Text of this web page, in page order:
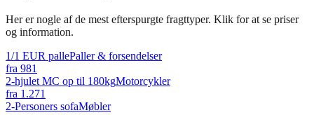
Her er nogle af de mest efterspurgte fragttyper. Klik for at se priser
og information.
1/1 EUR pallePaller & forsendelser
fra 981
2-hjulet MC op til 180kgMotorcykler
fra 1.271
2-Personers sofaMøbler